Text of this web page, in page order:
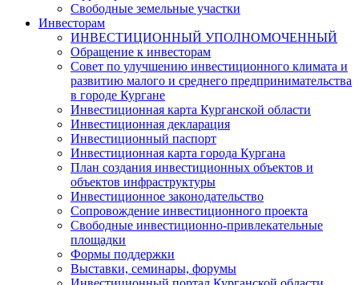
Свободные земельные участки
Инвесторам
ИНВЕСТИЦИОННЫЙ УПОЛНОМОЧЕННЫЙ
Обращение к инвесторам
Совет по улучшению инвестиционного климата и
развитию малого и среднего предпринимательства
в городе Кургане
Инвестиционная карта Курганской области
Инвестиционная декларация
Инвестиционный паспорт
Инвестиционная карта города Кургана
План создания инвестиционных объектов и
объектов инфраструктуры
Инвестиционное законодательство
Сопровождение инвестиционного проекта
Свободные инвестиционно-привлекательные
площадки
Формы поддержки
Выставки, семинары, форумы